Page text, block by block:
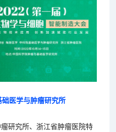
医学与肿瘤研究所
研究所、浙江省肿瘤医院特